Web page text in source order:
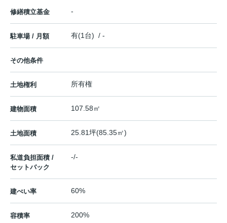
修繕積立基金 -
駐車場 / 月額 有(1台) / -
その他条件
土地権利 所有権
建物面積 107.58㎡
土地面積 25.81坪(85.35㎡)
私道負担面積 /
セットバック
-/-
建ぺい率 60%
容積率 200%